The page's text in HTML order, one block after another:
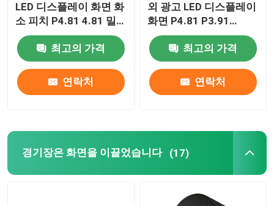
LED 디스플레이 화면 화
소 피치 P4.81 4.81 밀
리미터
최고의 가격
연락처
외 광고 LED 디스플레이
화면 P4.81 P3.91
P2.064
최고의 가격
연락처
경기장은 화면을 이끌었습니다 (17)